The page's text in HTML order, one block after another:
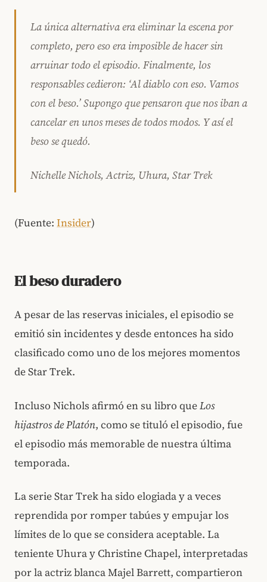
La única alternativa era eliminar la escena por
completo, pero eso era imposible de hacer sin
arruinar todo el episodio. Finalmente, los
responsables cedieron: ‘Al diablo con eso. Vamos
con el beso.’ Supongo que pensaron que nos iban a
cancelar en unos meses de todos modos. Y así el
beso se quedó.
Nichelle Nichols, Actriz, Uhura, Star Trek
(Fuente: Insider)
El beso duradero
A pesar de las reservas iniciales, el episodio se
emitió sin incidentes y desde entonces ha sido
clasificado como uno de los mejores momentos
de Star Trek.
Incluso Nichols afirmó en su libro queLos
hijastros de Platón, como se tituló el episodio, fue
el episodio más memorable de nuestra última
temporada.
La serie Star Trek ha sido elogiada y a veces
reprendida por romper tabúes y empujar los
límites de lo que se considera aceptable. La
teniente Uhura y Christine Chapel, interpretadas
por la actriz blanca Majel Barrett, compartieron